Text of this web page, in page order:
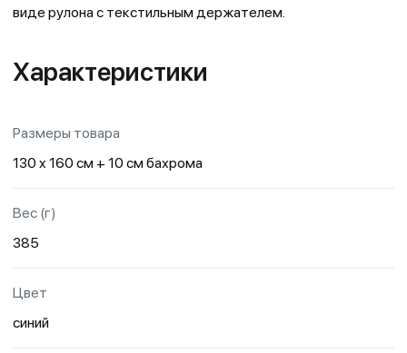
виде рулона с текстильным держателем.
Характеристики
Размеры товара
130 x 160 см + 10 см бахрома
Вес (г)
385
Цвет
синий